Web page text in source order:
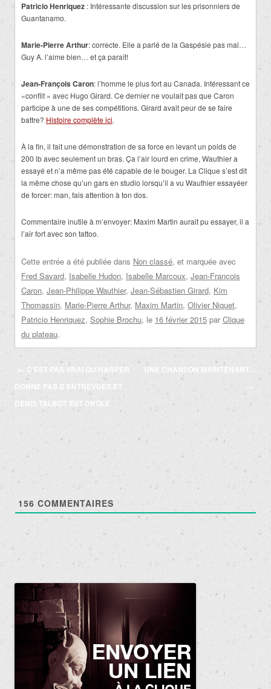
Patricio Henriquez : Intéressante discussion sur les prisonniers de
Guantanamo.
Marie-Pierre Arthur: correcte. Elle a parlé de la Gaspésie pas mal…
Guy A. l’aime bien… et ça paraît!
Jean-François Caron: l’homme le plus fort au Canada. Intéressant ce
«conflit » avec Hugo Girard. Ce dernier ne voulait pas que Caron
participe à une de ses compétitions. Girard avait peur de se faire
battre? Histoire complète ici.
À la fin, il fait une démonstration de sa force en levant un poids de
200 lb avec seulement un bras. Ça l’air lourd en crime, Wauthier a
essayé et n’a même pas été capable de le bouger. La Clique s’est dit
la même chose qu’un gars en studio lorsqu’il a vu Wauthier essayéer
de forcer: man, fais attention à ton dos.
Commentaire inutile à m’envoyer: Maxim Martin aurait pu essayer, il a
l’air fort avec son tattoo.
Cette entrée a été publiée dans Non classé, et marquée avec
Fred Savard, Isabelle Hudon, Isabelle Marcoux, Jean-François
Caron, Jean-Philippe Wauthier, Jean-Sébastien Girard, Kim
Thomassin, Marie-Pierre Arthur, Maxim Martin, Olivier Niquet,
Patricio Henriquez, Sophie Brochu, le 16 février 2015 par Clique
du plateau.
Navigation
des
articles
← C’EST PAS VRAI QU’HARPER
DONNE PAS D’ENTREVUES ET
DENIS TALBOT EST DRÔLE.
UNE CHANSON MAINTENANT…
→
156 COMMENTAIRES